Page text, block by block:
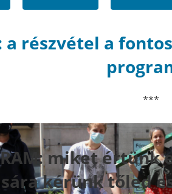
a részvétel a
***
miket értünk
kérünk tőled